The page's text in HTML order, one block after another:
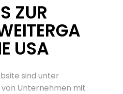
ZUR
USA
sind unter
Unternehmen mit